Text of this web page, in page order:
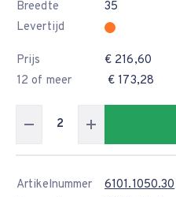
Breedte
35
Levertijd
Prijs
€ 216,60
12 of meer
€ 173,28
Artikelnummer
6101.1050.30